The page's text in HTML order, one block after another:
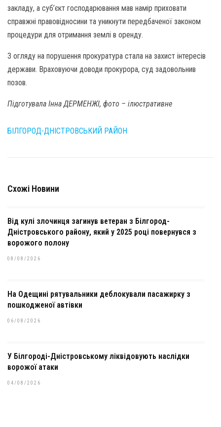
закладу, а суб’єкт господарювання мав намір приховати
справжні правовідносини та уникнути передбаченої законом
процедури для отримання землі в оренду.
З огляду на порушення прокуратура стала на захист інтересів
держави. Враховуючи доводи прокурора, суд задовольнив
позов.
Підготувала Інна ДЕРМЕНЖІ, фото – ілюстративне
БІЛГОРОД-ДНІСТРОВСЬКИЙ РАЙОН
Схожі Новини
Від кулі злочинця загинув ветеран з Білгород-
Дністровського району, який у 2025 році повернувся з
ворожого полону
08/08/2026
На Одещині рятувальники деблокували пасажирку з
пошкодженої автівки
06/08/2026
У Білгороді-Дністровському ліквідовують наслідки
ворожої атаки
04/08/2026